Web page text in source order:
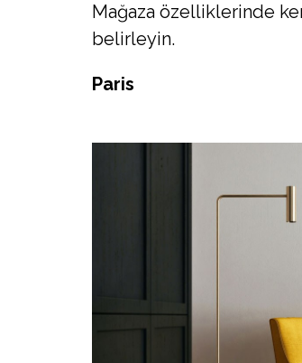
Mağaza özelliklerinde
belirleyin.
Paris